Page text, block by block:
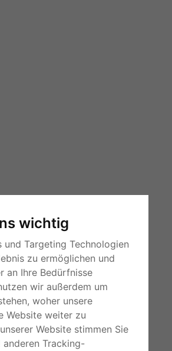
wichtig
Targeting Technologien
zu ermöglichen und
an Ihre Bedürfnisse
wir außerdem um
woher unsere
Website weiter zu
Website stimmen Sie
Tracking-
Feeds
Webmaster